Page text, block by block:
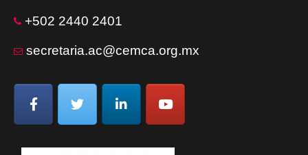
+502 2440 2401
secretaria.ac@cemca.org.mx